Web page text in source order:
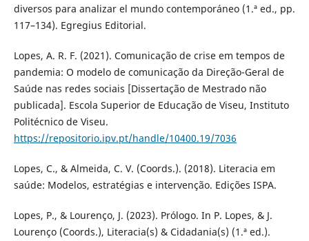
diversos para analizar el mundo contemporáneo (1.ª ed., pp.
117–134). Egregius Editorial.
Lopes, A. R. F. (2021). Comunicação de crise em tempos de
pandemia: O modelo de comunicação da Direção-Geral de
Saúde nas redes sociais [Dissertação de Mestrado não
publicada]. Escola Superior de Educação de Viseu, Instituto
Politécnico de Viseu.
https://repositorio.ipv.pt/handle/10400.19/7036
Lopes, C., & Almeida, C. V. (Coords.). (2018). Literacia em
saúde: Modelos, estratégias e intervenção. Edições ISPA.
Lopes, P., & Lourenço, J. (2023). Prólogo. In P. Lopes, & J.
Lourenço (Coords.), Literacia(s) & Cidadania(s) (1.ª ed.).